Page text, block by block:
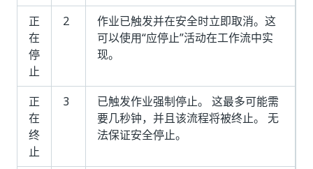
正
在
停
止
2
作业已触发并在安全时立即取消。这
可以使用“应停止”活动在工作流中实
现。
正
在
终
止
3
已触发作业强制停止。 这最多可能需
要几秒钟，并且该流程将被终止。 无
法保证安全停止。